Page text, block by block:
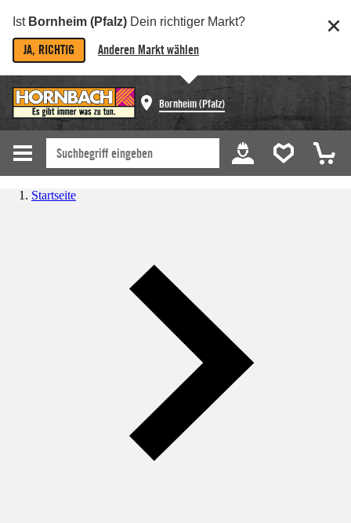
Ist Bornheim (Pfalz) Dein richtiger Markt?
JA, RICHTIG Anderen Markt wählen
Bornheim (Pfalz)
Startseite